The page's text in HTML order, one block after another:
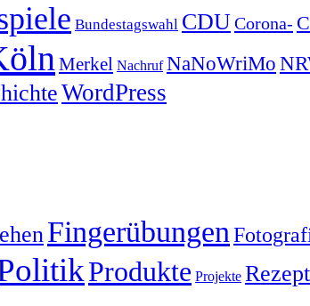
Bundestagswahl CDUCorona-
Merkel Nachruf NaNoWriMo
WordPress
Fingerübungen
Produkte Projekte